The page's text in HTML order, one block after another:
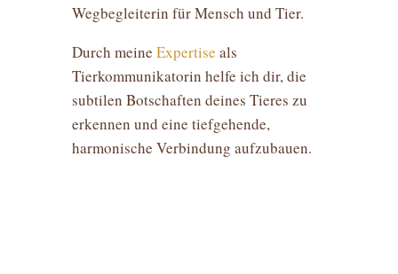
Wegbegleiterin für Mensch und Tier.
Durch meine Expertise als
Tierkommunikatorin helfe ich dir, die
subtilen Botschaften deines Tieres zu
erkennen und eine tiefgehende,
harmonische Verbindung aufzubauen.